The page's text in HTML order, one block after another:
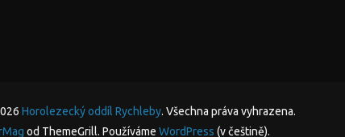
Horolezecký oddíl Rychleby. Všechna práva vyhrazena.
od ThemeGrill. Používáme WordPress (v češtině).